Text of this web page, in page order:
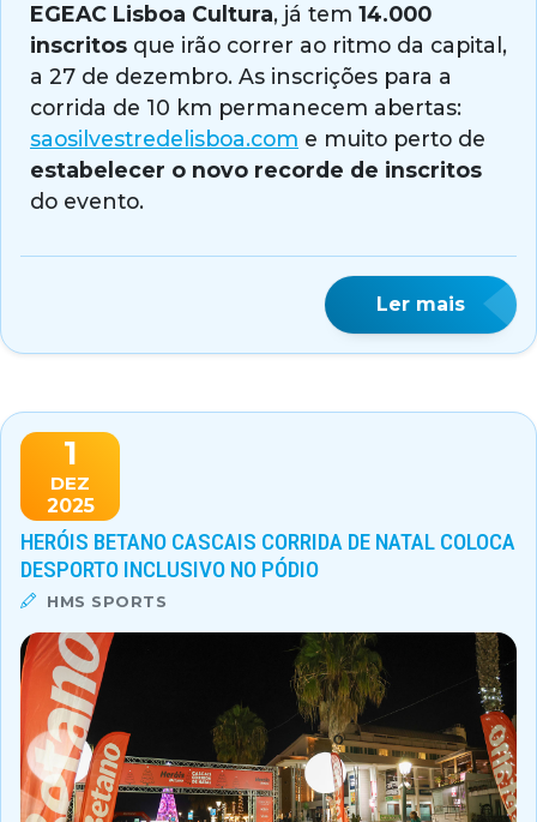
EGEAC Lisboa Cultura, já tem 14.000
inscritos que irão correr ao ritmo da capital,
a 27 de dezembro. As inscrições para a
corrida de 10 km permanecem abertas:
saosilvestredelisboa.com e muito perto de
estabelecer o novo recorde de inscritos
do evento.
Ler mais
1
DEZ
2025
HERÓIS BETANO CASCAIS CORRIDA DE NATAL COLOCA
DESPORTO INCLUSIVO NO PÓDIO
HMS SPORTS